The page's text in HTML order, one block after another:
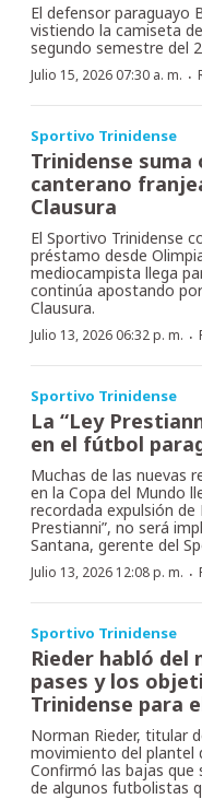
El defensor paraguayo
vistiendo la camiseta
segundo semestre del
Julio 15, 2026 07:30 a. m. ·
Sportivo Trinidense
Trinidense suma
canterano
Clausura
El Sportivo Trinidense
préstamo desde
mediocampista llega
continúa apostando
Clausura.
Julio 13, 2026 06:32 p. m. ·
Sportivo Trinidense
La “Ley
en el fútbol
Muchas de las nuevas
en la Copa del Mundo
recordada expulsión de
Prestianni”, no será
Santana, gerente del
Julio 13, 2026 12:08 p. m. ·
Sportivo Trinidense
Rieder habló del
pases y los
Trinidense para
Norman Rieder, titular
movimiento del plantel
Confirmó las bajas que
de algunos futbolistas